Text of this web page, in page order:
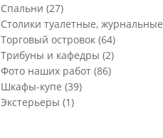
Спальни (27)
Столики туалетные, журнальные
Торговый островок (64)
Трибуны и кафедры (2)
Фото наших работ (86)
Шкафы-купе (39)
Экстерьеры (1)